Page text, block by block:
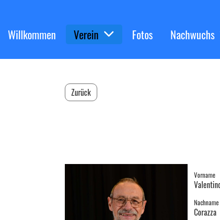
Willkommen Verein Fotos Nachwuchs
Zurück
Vorname
Nachname
Corazza